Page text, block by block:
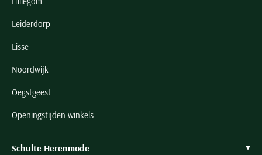
Leiderdorp
Lisse
Noordwijk
Oegstgeest
Openingstijden winkels
Schulte Herenmode